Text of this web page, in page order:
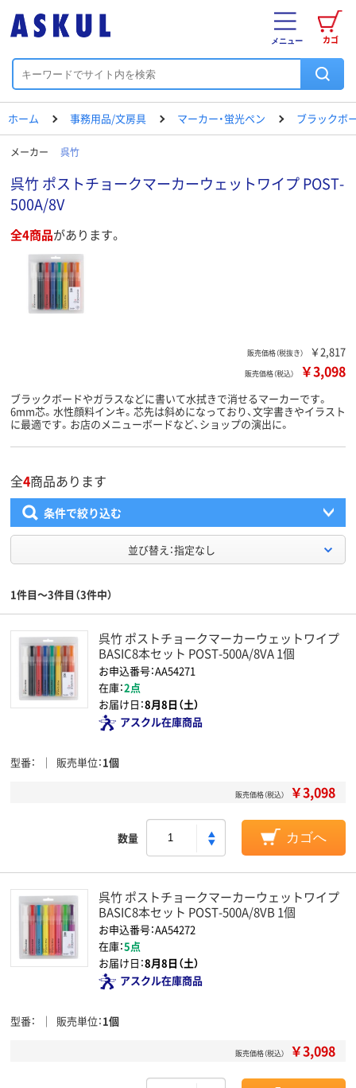
カゴ
メニュー
ホーム 事務用品/文房具 マーカー・蛍光ペン ブラックボ
メーカー 呉竹
呉竹 ポストチョークマーカーウェットワイプ POST-
500A/8V
全4商品があります。
販売価格（税抜き） ￥2,817
販売価格（税込） ￥3,098
ブラックボードやガラスなどに書いて水拭きで消せるマーカーです。
6mm芯。水性顔料インキ。芯先は斜めになっており、文字書きやイラスト
に最適です。お店のメニューボードなど、ショップの演出に。
全4商品あります
条件で絞り込む
並び替え：指定なし
1件目～3件目（3件中）
呉竹 ポストチョークマーカーウェットワイプ
BASIC8本セット POST-500A/8VA 1個
お申込番号：AA54271
在庫：2点
お届け日：8月8日（土）
アスクル在庫商品
型番 販売単位 1個
販売価格（税込） ￥3,098
数量 カゴへ
呉竹 ポストチョークマーカーウェットワイプ
BASIC8本セット POST-500A/8VB 1個
お申込番号：AA54272
在庫：5点
お届け日：8月8日（土）
アスクル在庫商品
型番 販売単位 1個
販売価格（税込） ￥3,098